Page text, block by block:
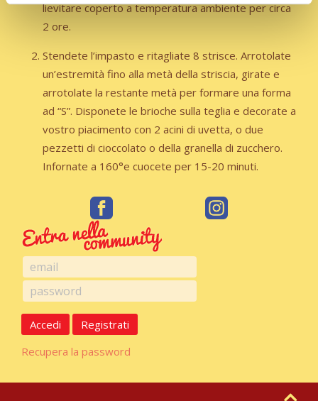
lievitare coperto a temperatura ambiente per circa
2 ore.
Stendete l’impasto e ritagliate 8 strisce. Arrotolate
un’estremità fino alla metà della striscia, girate e
arrotolate la restante metà per formare una forma
ad “S”. Disponete le brioche sulla teglia e decorate a
vostro piacimento con 2 acini di uvetta, o due
pezzetti di cioccolato o della granella di zucchero.
Infornate a 160°e cuocete per 15-20 minuti.
Accedi
Registrati
Recupera la password